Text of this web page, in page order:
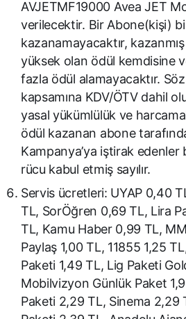
AVJETMF19000 Avea JET
verilecektir. Bir Abone(kişi)
kazanamayacaktır,
yüksek olan ödül kemdisine
fazla ödül alamayacaktır.
kapsamına KDV/ÖTV dahil
yasal yükümlülük ve
ödül kazanan abone
Kampanya’ya iştirak edenler
rücu kabul etmiş sayılır.
Servis ücretleri: UYAP 0,40
TL, SorÖğren 0,69 TL, Lira
TL, Kamu Haber 0,99 TL,
Paylaş 1,00 TL, 11855 1,25
Paketi 1,49 TL, Lig Paketi
Mobilvizyon Günlük Paket
Paketi 2,29 TL, Sinema 2,29